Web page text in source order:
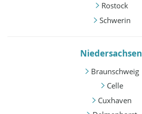
Rostock
Schwerin
Niedersachsen
Braunschweig
Celle
Cuxhaven